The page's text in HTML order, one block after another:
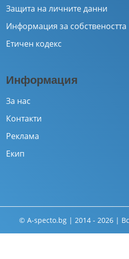
Защита на личните данни
Информация за собствеността
Етичен кодекс
Информация
За нас
Контакти
Реклама
Екип
© A-specto.bg | 2014 - 2026 |